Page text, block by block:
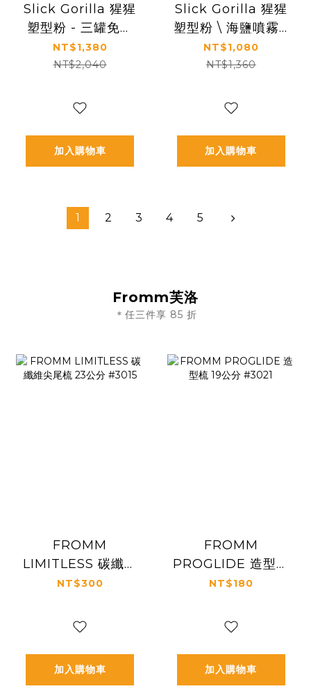
Slick Gorilla 猩猩
塑型粉 - 三罐免運
組（ Slick Gorilla
styling powder
NT$1,380
NT$2,040
加入購物車
Slick Gorilla 猩猩
塑型粉 \ 海鹽噴霧 (
兩件組 )
NT$1,080
NT$1,360
加入購物車
1 2 3 4 5
Fromm芙洛
＊任三件享 85 折
FROMM
LIMITLESS 碳纖維
尖尾梳 23公分
NT$300
加入購物車
FROMM
PROGLIDE 造型梳
19公分 #3021
NT$180
加入購物車